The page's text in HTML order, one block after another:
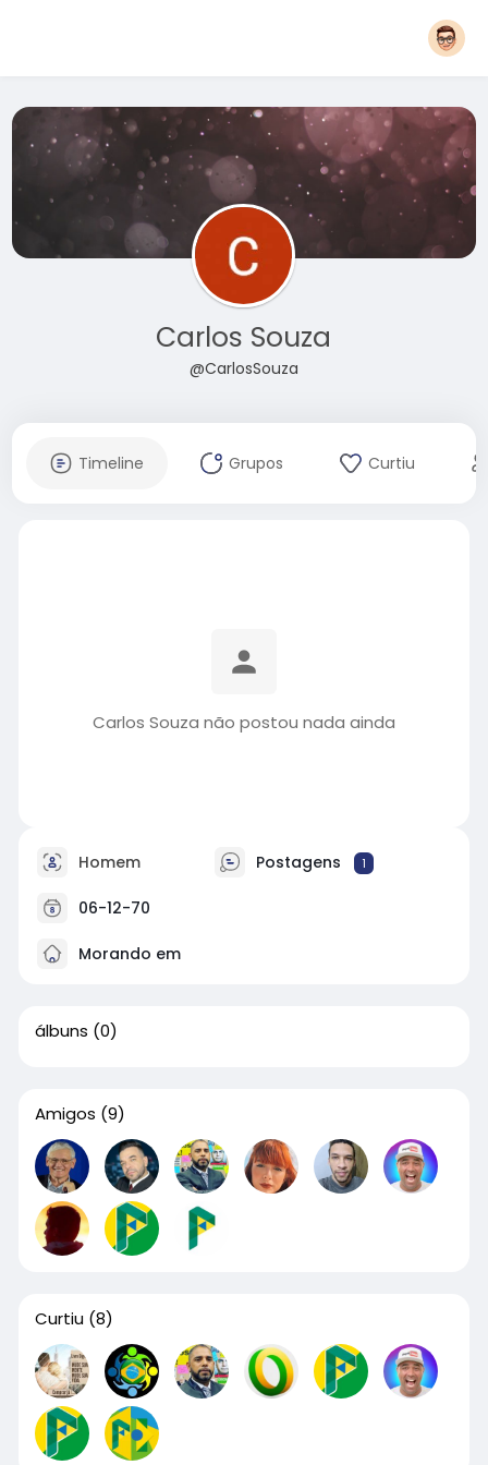
Carlos Souza
@CarlosSouza
Timeline Grupos Curtiu
Carlos Souza não postou nada ainda
Homem Postagens 1
06-12-70
Morando em
álbuns (0)
Amigos (9)
Curtiu (8)